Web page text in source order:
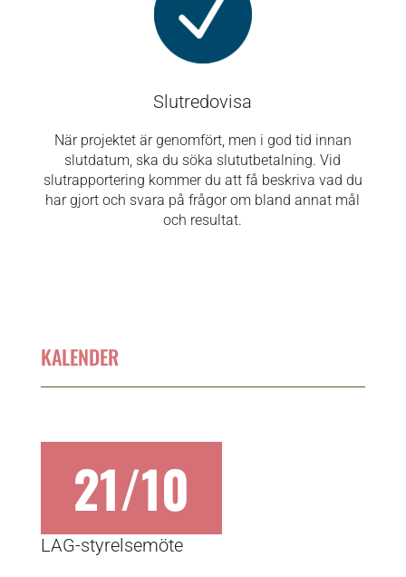
Slutredovisa
När projektet är genomfört, men i god tid innan
slutdatum, ska du söka slututbetalning. Vid
slutrapportering kommer du att få beskriva vad du
har gjort och svara på frågor om bland annat mål
och resultat.
KALENDER
21/10
LAG-styrelsemöte